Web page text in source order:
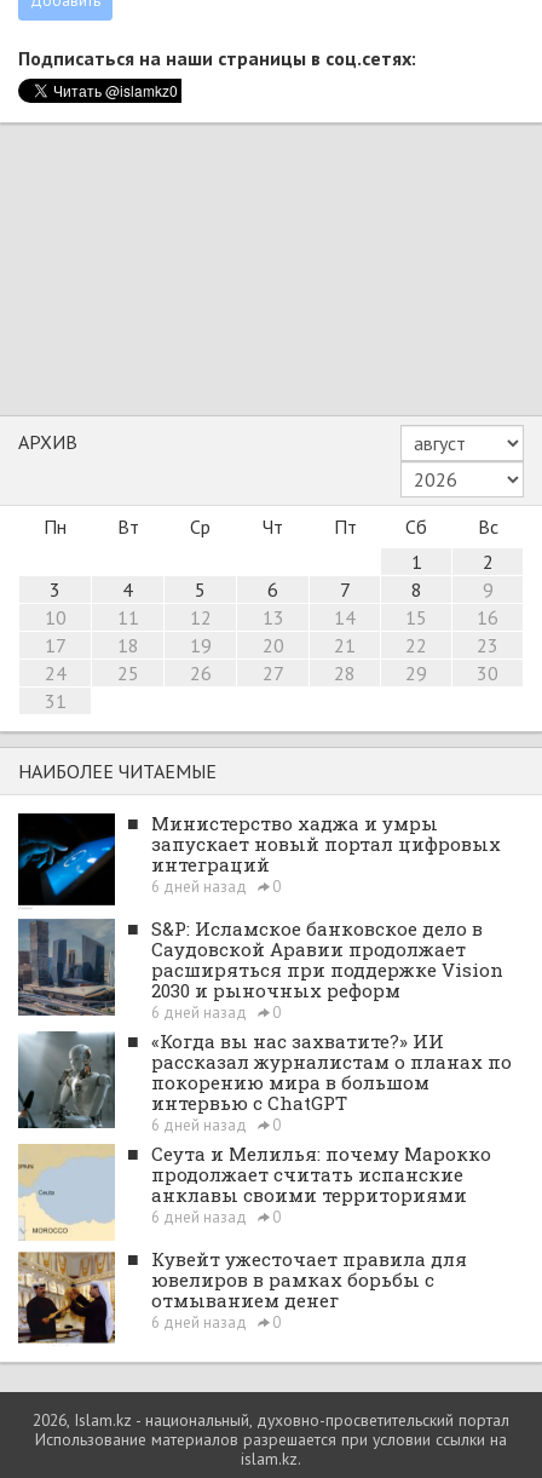
Подписаться на наши страницы в соц.сетях:
АРХИВ
Пн Вт Ср Чт Пт Сб
Вс
1
2
3
4 5 6 7 8
9
10
11 12 13 14 15
16
17
18 19 20 21 22
23
24
25 26 27 28 29
30
31
НАИБОЛЕЕ ЧИТАЕМЫЕ
■ Министерство хаджа и умры
запускает новый портал цифровых
интеграций
6 дней назад 0
■ S&P: Исламское банковское дело в
Саудовской Аравии продолжает
расширяться при поддержке Vision
2030 и рыночных реформ
6 дней назад 0
■ «Когда вы нас захватите?» ИИ
рассказал журналистам о планах по
покорению мира в большом
интервью с ChatGPT
6 дней назад 0
■ Сеута и Мелилья: почему Марокко
продолжает считать испанские
анклавы своими территориями
6 дней назад 0
■ Кувейт ужесточает правила для
ювелиров в рамках борьбы с
отмыванием денег
6 дней назад 0
2026, Islam.kz - национальный, духовно-просветительский портал
Использование материалов разрешается при условии ссылки на
islam.kz.